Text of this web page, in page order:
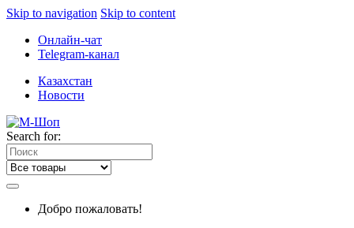
Skip to navigation Skip to content
Онлайн-чат
Telegram-канал
Казахстан
Новости
Search for:
Добро пожаловать!